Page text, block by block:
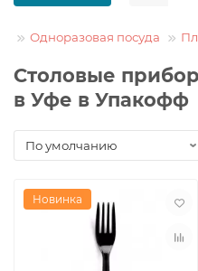
Одноразовая посуда
Столовые
в Уфе в Упакофф
Новинка